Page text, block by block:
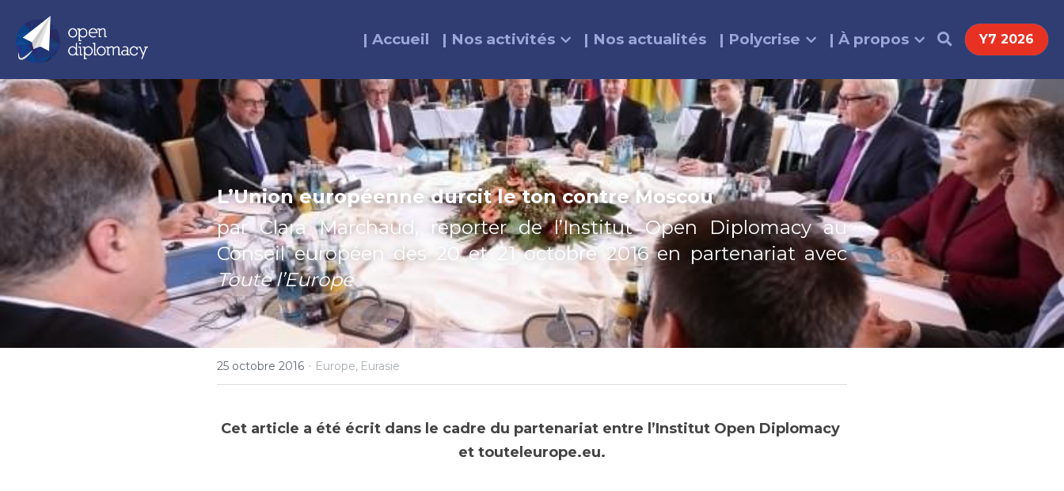
| Accueil | Nos activités | Nos actualités | Polycrise | À propos Y7 2026
L’Union européenne durcit le ton contre Moscou
par Clara Marchaud, reporter de l’Institut Open Diplomacy au
Conseil européen des 20 et 21 octobre 2016 en partenariat avec
Toute l’Europe
25 octobre 2016 · Europe, Eurasie
Cet article a été écrit dans le cadre du partenariat entre l’Institut Open Diplomacy
et touteleurope.eu.